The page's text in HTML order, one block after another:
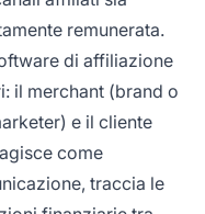
remunerata.
di affiliazione
il merchant (brand o
e il cliente
come
traccia le